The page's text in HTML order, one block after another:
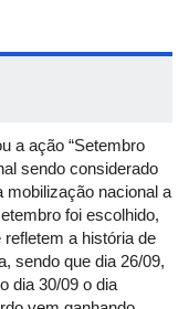
a ação “Setembro
sendo considerado
mobilização nacional a
foi escolhido,
a história de
sendo que dia 26/09,
dia 30/09 o dia